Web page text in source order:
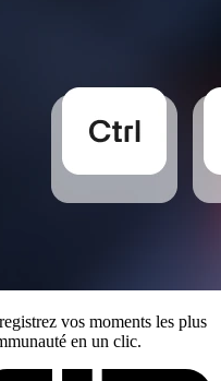
vos moments les plus
en un clic.